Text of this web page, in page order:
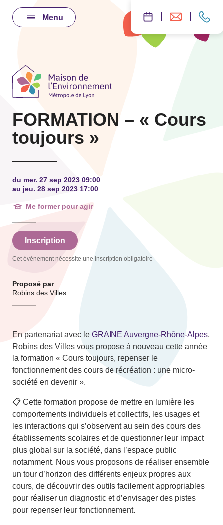
Menu
FORMATION – « Cours
toujours »
du mer. 27 sep 2023 09:00
au jeu. 28 sep 2023 17:00
Me former pour agir
Inscription
Cet évènement nécessite une inscription obligatoire
Proposé par
Robins des Villes
En partenariat avec le GRAINE Auvergne-Rhône-Alpes,
Robins des Villes vous propose à nouveau cette année
la formation « Cours toujours, repenser le
fonctionnement des cours de récréation : une micro-
société en devenir ».
📋 Cette formation propose de mettre en lumière les
comportements individuels et collectifs, les usages et
les interactions qui s’observent au sein des cours des
établissements scolaires et de questionner leur impact
plus global sur la société, dans l’espace public
notamment. Nous vous proposons de réaliser ensemble
un tour d’horizon des différents enjeux propres aux
cours, de découvrir des outils facilement appropriables
pour réaliser un diagnostic et d’envisager des pistes
pour repenser leur fonctionnement.